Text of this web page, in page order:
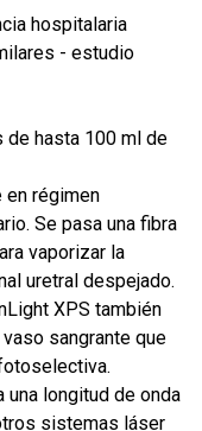
hospitalaria
- estudio
de hasta 100 ml de
en régimen
Se pasa una fibra
vaporizar la
uretral despejado.
XPS también
sangrante que
una longitud de onda
sistemas láser